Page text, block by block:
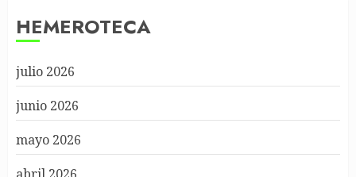
HEMEROTECA
julio 2026
junio 2026
mayo 2026